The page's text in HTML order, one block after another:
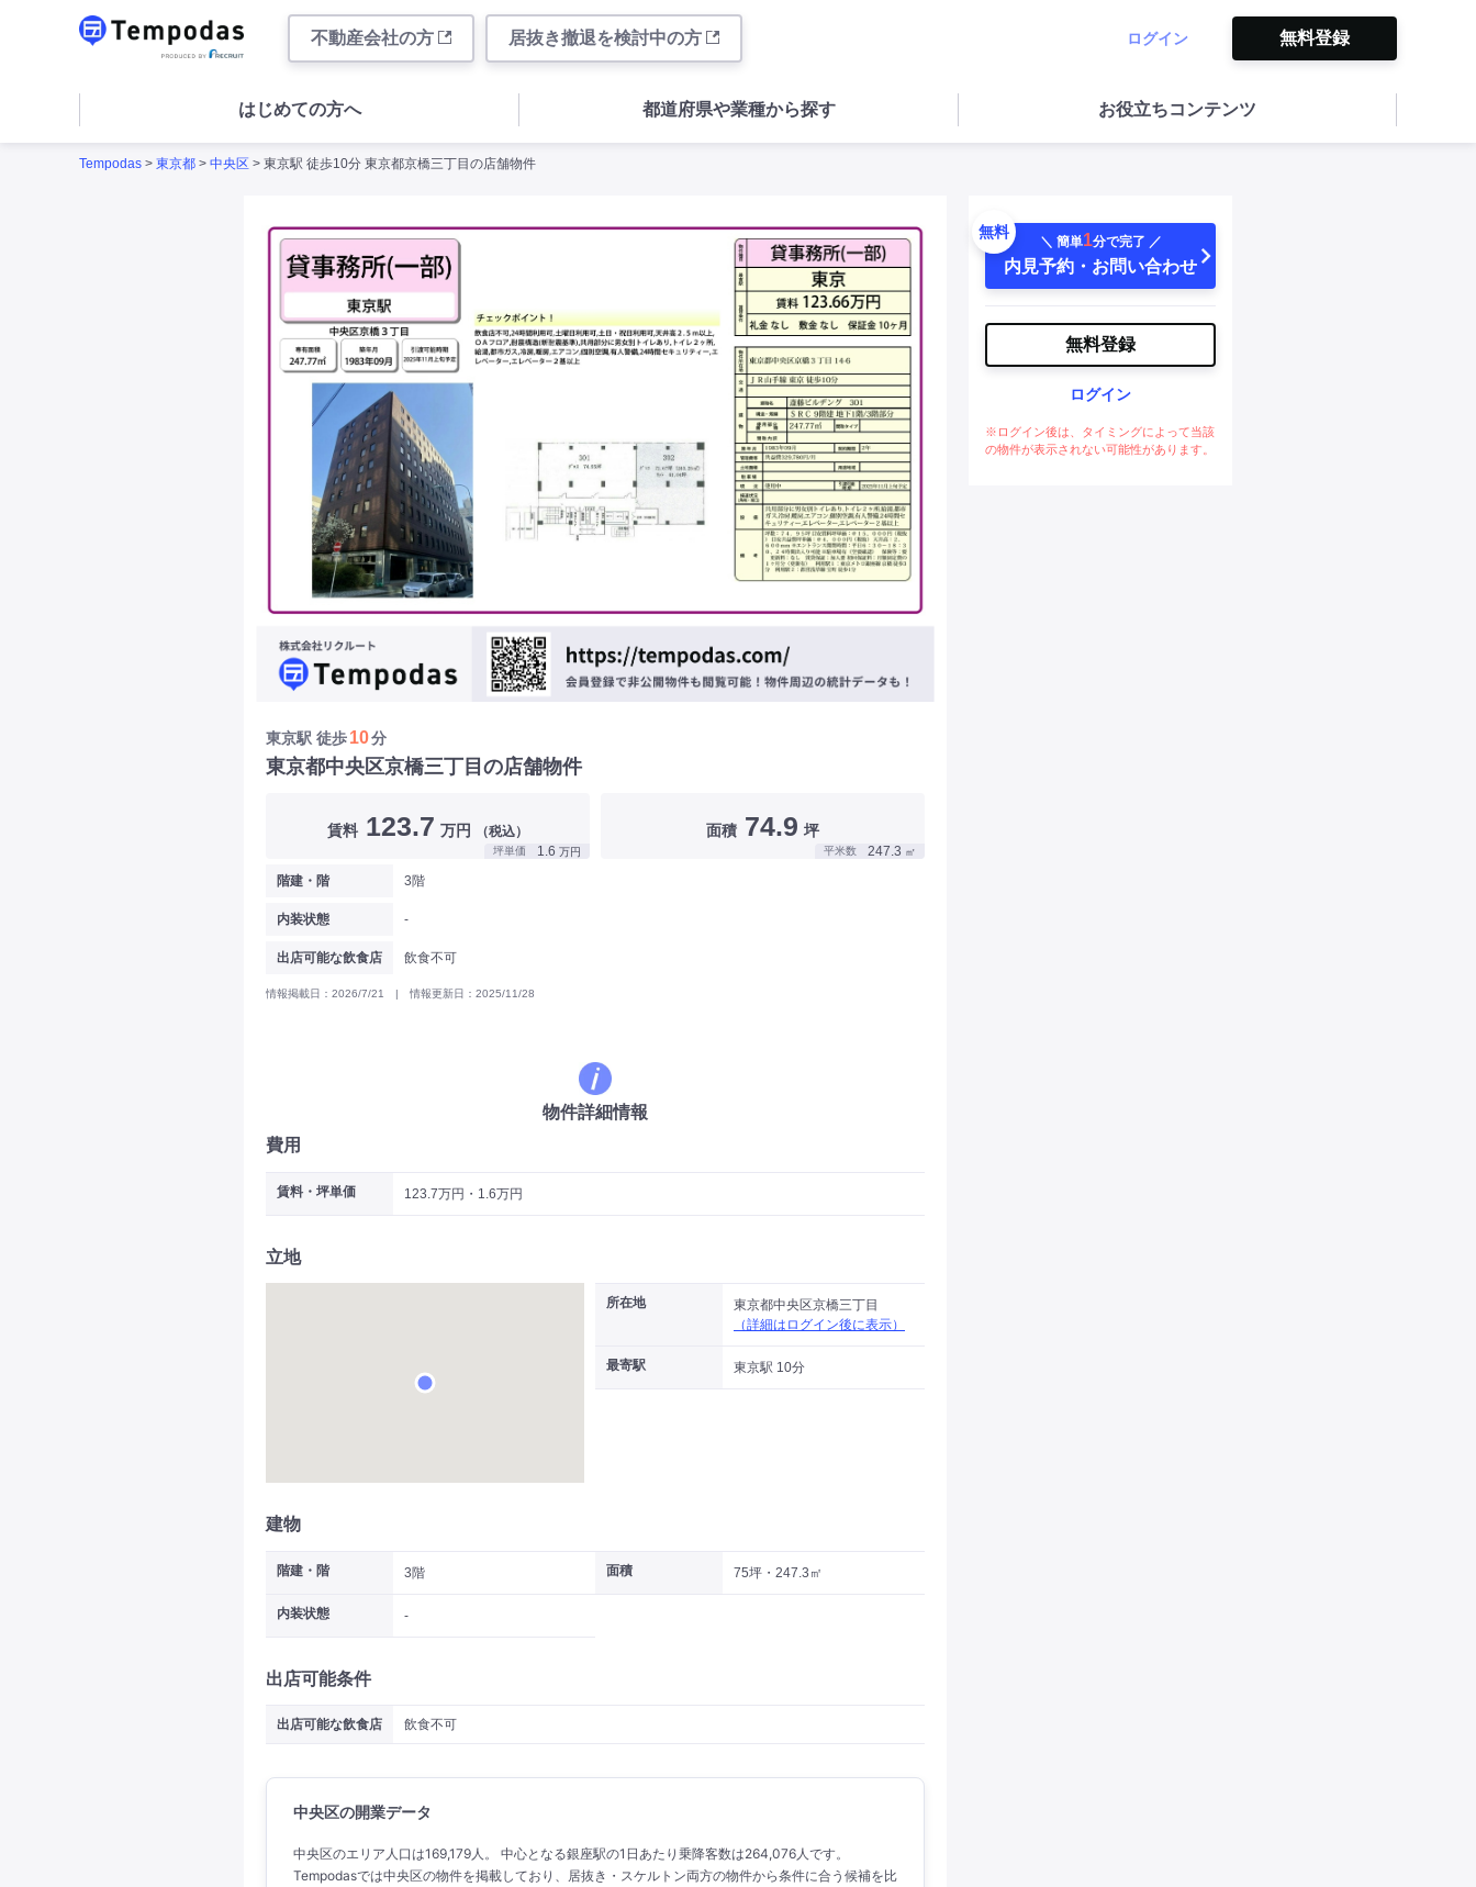
不動産会社の方 居抜き撤退を検討中の方 ログイン 無料登録
はじめての方へ 都道府県や業種から探す お役立ちコンテンツ
Tempodas > 東京都 > 中央区 > 東京駅 徒歩10分 東京都京橋三丁目の店舗物件
東京駅 徒歩10分
東京都中央区京橋三丁目の店舗物件
賃料 123.7 万円 （税込）
坪単価 1.6 万円
面積 74.9 坪
平米数 247.3 ㎡
階建・階 3階
内装状態 -
出店可能な飲食店 飲食不可
情報掲載日：2026/7/21 | 情報更新日：2025/11/28
物件詳細情報
費用
賃料・坪単価 123.7万円・1.6万円
立地
所在地
東京都中央区京橋三丁目
（詳細はログイン後に表示）
最寄駅 東京駅 10分
建物
階建・階 3階 面積 75坪・247.3㎡
内装状態 -
出店可能条件
出店可能な飲食店 飲食不可
中央区の開業データ
中央区のエリア人口は169,179人。 中心となる銀座駅の1日あたり乗降客数は264,076人です。
Tempodasでは中央区の物件を掲載しており、居抜き・スケルトン両方の物件から条件に合う候補を比
無料
＼ 簡単1分で完了 ／
内見予約・お問い合わせ
無料登録
ログイン
※ログイン後は、タイミングによって当該
の物件が表示されない可能性があります。